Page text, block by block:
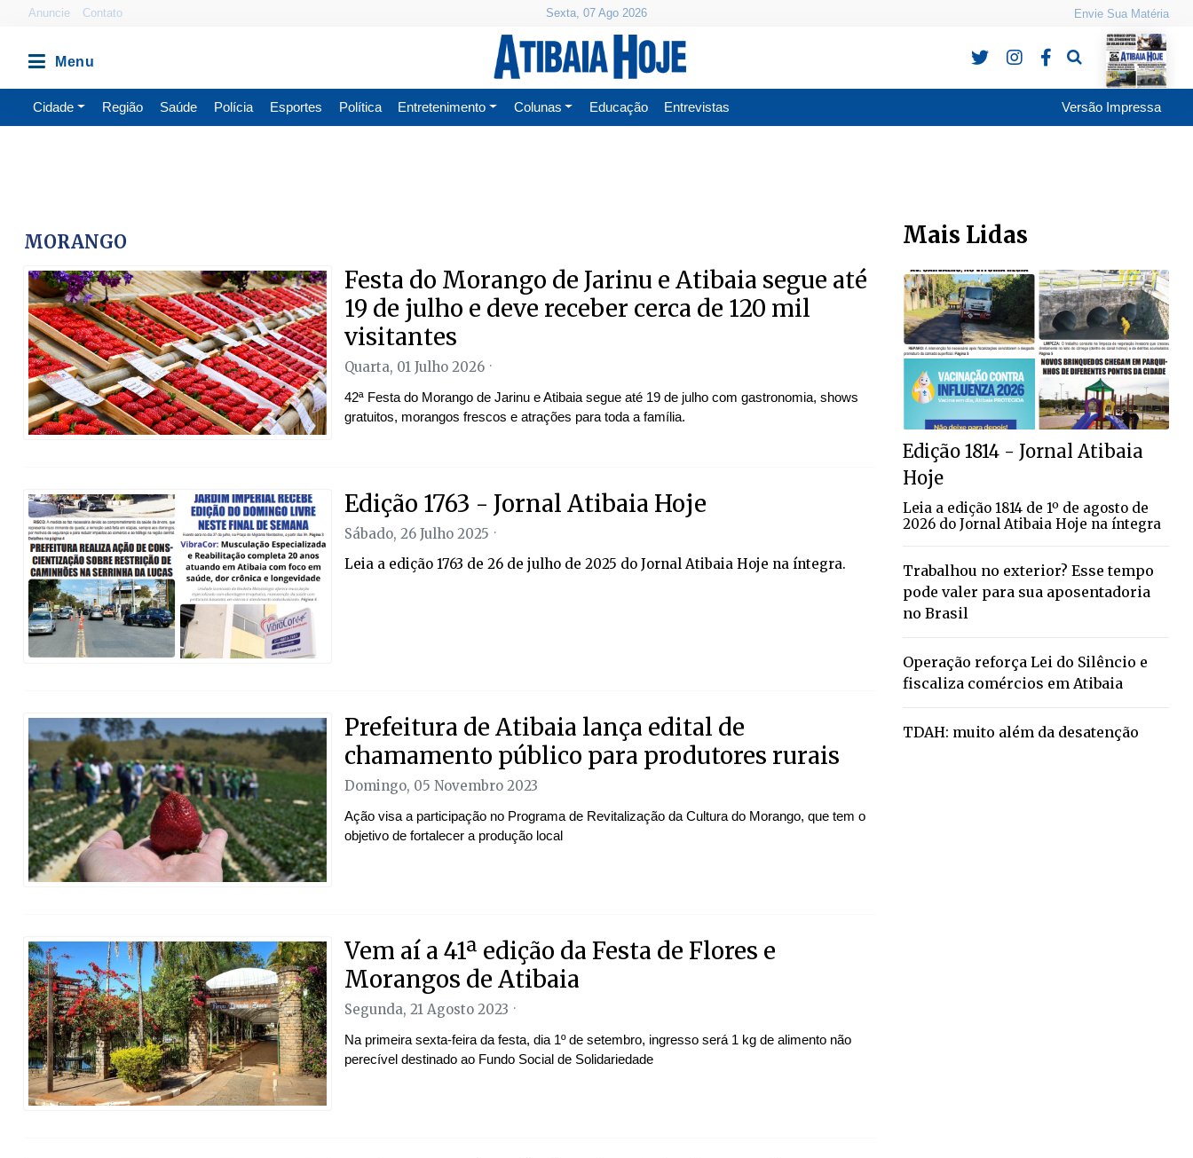
Anuncie Contato Sexta, 07 Ago 2026 Envie Sua Matéria
Pesquisa
Cidade Região Saúde Polícia Esportes Política Entretenimento Colunas Educação Entrevistas Versão Impressa
MORANGO
Festa do Morango de Jarinu e Atibaia segue até
19 de julho e deve receber cerca de 120 mil
visitantes
Quarta, 01 Julho 2026
42ª Festa do Morango de Jarinu e Atibaia segue até 19 de julho com gastronomia, shows
gratuitos, morangos frescos e atrações para toda a família.
Edição 1763 - Jornal Atibaia Hoje
Sábado, 26 Julho 2025
Leia a edição 1763 de 26 de julho de 2025 do Jornal Atibaia Hoje na íntegra.
Prefeitura de Atibaia lança edital de
chamamento público para produtores rurais
Domingo, 05 Novembro 2023
Ação visa a participação no Programa de Revitalização da Cultura do Morango, que tem o
objetivo de fortalecer a produção local
Vem aí a 41ª edição da Festa de Flores e
Morangos de Atibaia
Segunda, 21 Agosto 2023
Na primeira sexta-feira da festa, dia 1º de setembro, ingresso será 1 kg de alimento não
perecível destinado ao Fundo Social de Solidariedade
Mais Lidas
Edição 1814 - Jornal Atibaia
Hoje
Leia a edição 1814 de 1º de agosto de
2026 do Jornal Atibaia Hoje na íntegra
Trabalhou no exterior? Esse tempo
pode valer para sua aposentadoria
no Brasil
Operação reforça Lei do Silêncio e
fiscaliza comércios em Atibaia
TDAH: muito além da desatenção